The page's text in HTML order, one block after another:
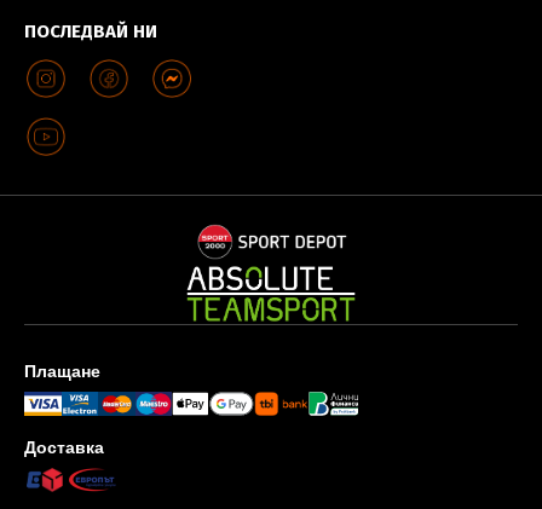
ПОСЛЕДВАЙ НИ
Плащане
Доставка